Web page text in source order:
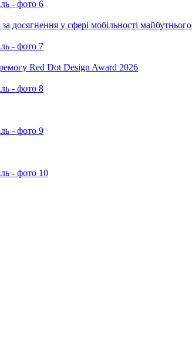
досягнення у сфері мобільності майбутнього
Red Dot Design Award 2026